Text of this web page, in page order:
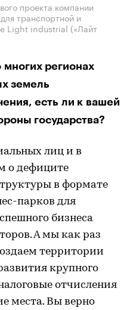
проекта компании
транспортной и
Light industrial («Лайт
регионах
земель
есть ли к вашей
государства?
лиц и в
о дефиците
в формате
парков для
бизнеса
А мы как раз
территории
крупного
отчисления
места. Вы верно